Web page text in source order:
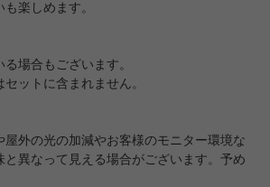
楽しめます。
場合もございます。
ットに含まれません。
外の光の加減やお客様のモニター環境な
と異なって見える場合がございます。予め